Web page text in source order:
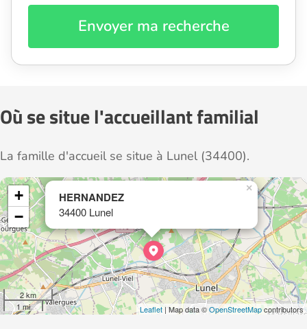
Envoyer ma recherche
Où se situe l'accueillant familial
La famille d'accueil se situe à Lunel (34400).
HERNANDEZ
34400 Lunel
×
+
−
2 km
1 mi
Leaflet | Map data ©OpenStreetMapcontributors